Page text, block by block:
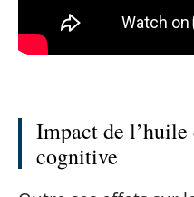
Impact de
cognitive